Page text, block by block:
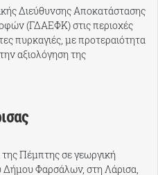
Διεύθυνσης Αποκατάστασης
(ΓΔΑΕΦΚ) στις περιοχές
πυρκαγιές, με προτεραιότητα
αξιολόγηση της
Πέμπτης σε γεωργική
Δήμου Φαρσάλων, στη Λάρισα,